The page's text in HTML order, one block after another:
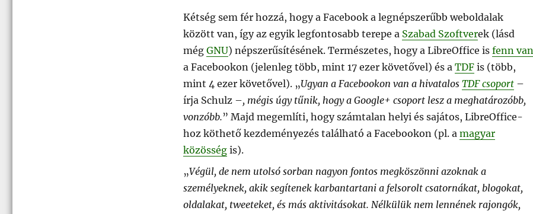
Kétség sem fér hozzá, hogy a Facebook a legnépszerűbb weboldalak
között van, így az egyik legfontosabb terepe a Szabad Szoftverek (lásd
még GNU) népszerűsítésének. Természetes, hogy a LibreOffice is fenn van
a Facebookon (jelenleg több, mint 17 ezer követővel) és a TDFis (több,
mint 4 ezer követővel). „Ugyan a Facebookon van a hivatalos TDF csoport –
írja Schulz –, mégis úgy tűnik, hogy a Google+ csoport lesz a meghatározóbb,
vonzóbb.” Majd megemlíti, hogy számtalan helyi és sajátos, LibreOffice-
hoz köthető kezdeményezés található a Facebookon (pl. a magyar
közösségis).
„Végül, de nem utolsó sorban nagyon fontos megköszönni azoknak a
személyeknek, akik segítenek karbantartani a felsorolt csatornákat, blogokat,
oldalakat, tweeteket, és más aktivitásokat. Nélkülük nem lennének rajongók,